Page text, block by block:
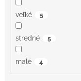
veľké 5
stredné 5
malé 4